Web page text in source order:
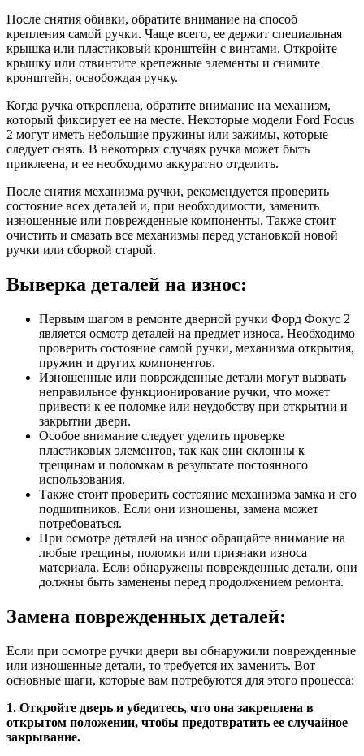
После снятия обивки, обратите внимание на способ
крепления самой ручки. Чаще всего, ее держит специальная
крышка или пластиковый кронштейн с винтами. Откройте
крышку или отвинтите крепежные элементы и снимите
кронштейн, освобождая ручку.
Когда ручка откреплена, обратите внимание на механизм,
который фиксирует ее на месте. Некоторые модели Ford Focus
2 могут иметь небольшие пружины или зажимы, которые
следует снять. В некоторых случаях ручка может быть
приклеена, и ее необходимо аккуратно отделить.
После снятия механизма ручки, рекомендуется проверить
состояние всех деталей и, при необходимости, заменить
изношенные или поврежденные компоненты. Также стоит
очистить и смазать все механизмы перед установкой новой
ручки или сборкой старой.
Выверка деталей на износ:
Первым шагом в ремонте дверной ручки Форд Фокус 2
является осмотр деталей на предмет износа. Необходимо
проверить состояние самой ручки, механизма открытия,
пружин и других компонентов.
Изношенные или поврежденные детали могут вызвать
неправильное функционирование ручки, что может
привести к ее поломке или неудобству при открытии и
закрытии двери.
Особое внимание следует уделить проверке
пластиковых элементов, так как они склонны к
трещинам и поломкам в результате постоянного
использования.
Также стоит проверить состояние механизма замка и его
подшипников. Если они изношены, замена может
потребоваться.
При осмотре деталей на износ обращайте внимание на
любые трещины, поломки или признаки износа
материала. Если обнаружены поврежденные детали, они
должны быть заменены перед продолжением ремонта.
Замена поврежденных деталей:
Если при осмотре ручки двери вы обнаружили поврежденные
или изношенные детали, то требуется их заменить. Вот
основные шаги, которые вам потребуются для этого процесса:
1. Откройте дверь и убедитесь, что она закреплена в
открытом положении, чтобы предотвратить ее случайное
закрывание.